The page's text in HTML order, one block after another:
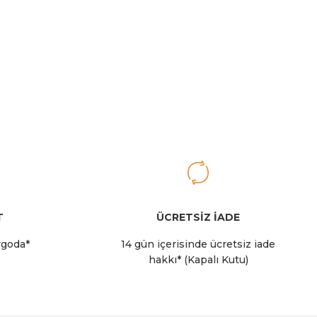
ÜCRETSİZ İADE
14 gün içerisinde ücretsiz iade
hakkı* (Kapalı Kutu)